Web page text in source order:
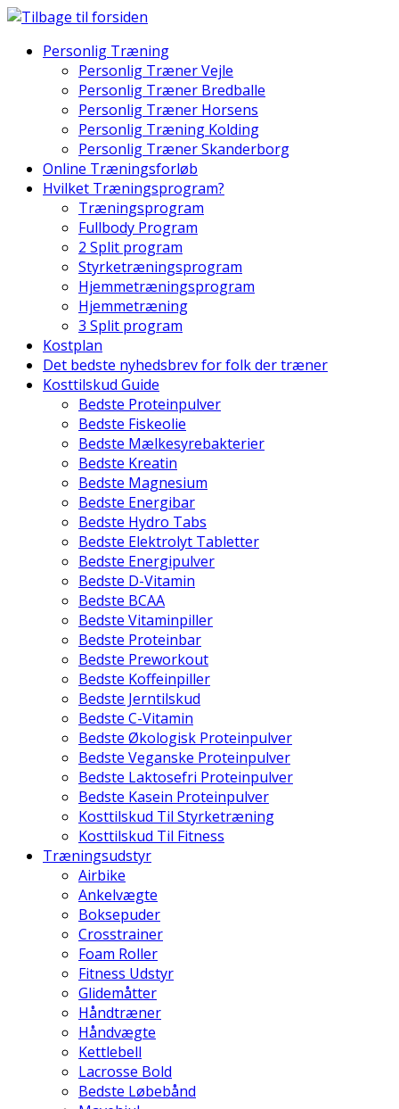
Skip
contentPersonlig Træning
Personlig Træner Vejle
Personlig Træner Bredballe
Personlig Træner Horsens
Personlig Træning Kolding
Personlig Træner Skanderborg
Online Træningsforløb
Hvilket Træningsprogram?
Træningsprogram
Fullbody Program
2 Split program
Styrketræningsprogram
Hjemmetræningsprogram
Hjemmetræning
3 Split program
Kostplan
Det bedste nyhedsbrev for folk der træner
Kosttilskud Guide
Bedste Proteinpulver
Bedste Fiskeolie
Bedste Mælkesyrebakterier
Bedste Kreatin
Bedste Magnesium
Bedste Energibar
Bedste Hydro Tabs
Bedste Elektrolyt Tabletter
Bedste Energipulver
Bedste D-Vitamin
Bedste BCAA
Bedste Vitaminpiller
Bedste Proteinbar
Bedste Preworkout
Bedste Koffeinpiller
Bedste Jerntilskud
Bedste C-Vitamin
Bedste Økologisk Proteinpulver
Bedste Veganske Proteinpulver
Bedste Laktosefri Proteinpulver
Bedste Kasein Proteinpulver
Kosttilskud Til Styrketræning
Kosttilskud Til Fitness
Træningsudstyr
Airbike
Ankelvægte
Boksepuder
Crosstrainer
Foam Roller
Fitness Udstyr
Glidemåtter
Håndtræner
Håndvægte
Kettlebell
Lacrosse Bold
Bedste Løbebånd